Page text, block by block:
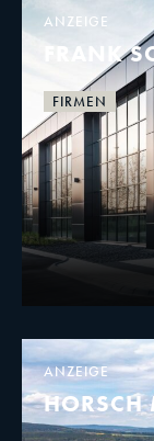
ANZEIGE
FRANK
FIRMEN
ANZEIGE
HORSCH